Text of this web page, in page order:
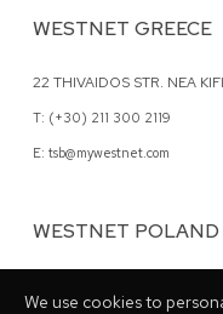
WESTNET GREECE
22 THIVAIDOS STR. NEA
T: (+30) 211 300 2119
E: tsb@mywestnet.com
WESTNET POLAND
We use cookies to